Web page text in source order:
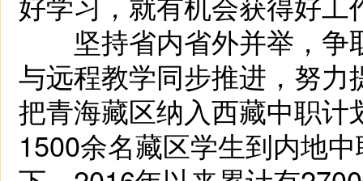
坚持省内省外并举，争
与远程教学同步推进，努
把青海藏区纳入西藏中职
1500余名藏区学生到内地